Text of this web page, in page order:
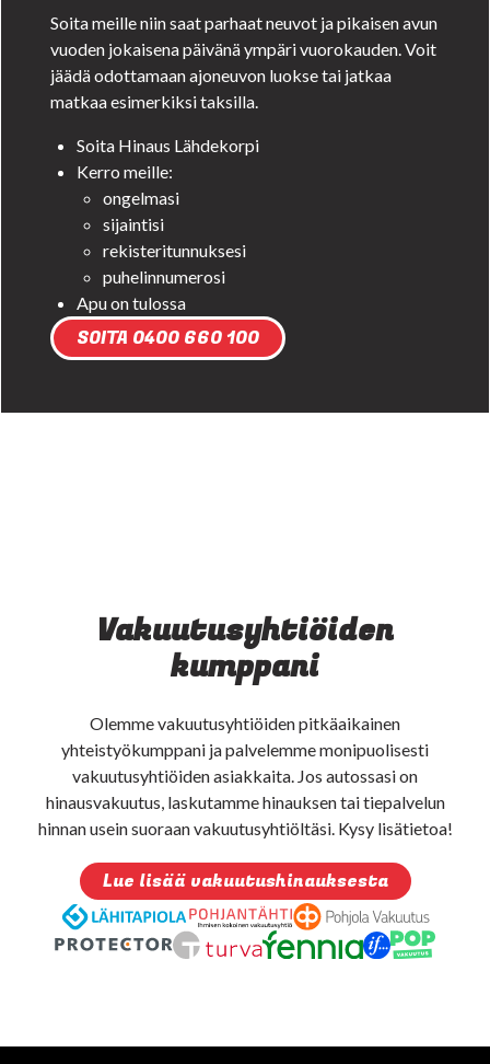
Soita meille niin saat parhaat neuvot ja pikaisen avun
vuoden jokaisena päivänä ympäri vuorokauden. Voit
jäädä odottamaan ajoneuvon luokse tai jatkaa
matkaa esimerkiksi taksilla.
Soita Hinaus Lähdekorpi
Kerro meille:
ongelmasi
sijaintisi
rekisteritunnuksesi
puhelinnumerosi
Apu on tulossa
SOITA 0400 660 100
Vakuutusyhtiöiden
kumppani
Olemme vakuutusyhtiöiden pitkäaikainen
yhteistyökumppani ja palvelemme monipuolisesti
vakuutusyhtiöiden asiakkaita. Jos autossasi on
hinausvakuutus, laskutamme hinauksen tai tiepalvelun
hinnan usein suoraan vakuutusyhtiöltäsi. Kysy lisätietoa!
Lue lisää vakuutushinauksesta